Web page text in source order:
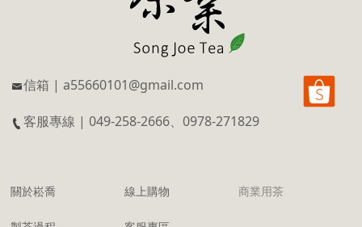
信箱 | a55660101@gmail.com
客服專線 | 049-258-2666、0978-271829
關於崧喬 線上購物 商業用茶